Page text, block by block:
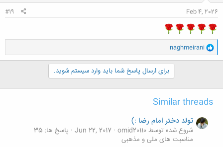
Feb 4, 2026
#19
و
ا
ک
:
naghmeirani
برای ارسال پاسخ شما باید وارد سیستم شوید.
Similar threads
تولد دختر امام رضا :)
شروع شده توسط omid20110 Jun 22, 2017 پاسخ ها: 35
مناسبت های ملی و مذهبی